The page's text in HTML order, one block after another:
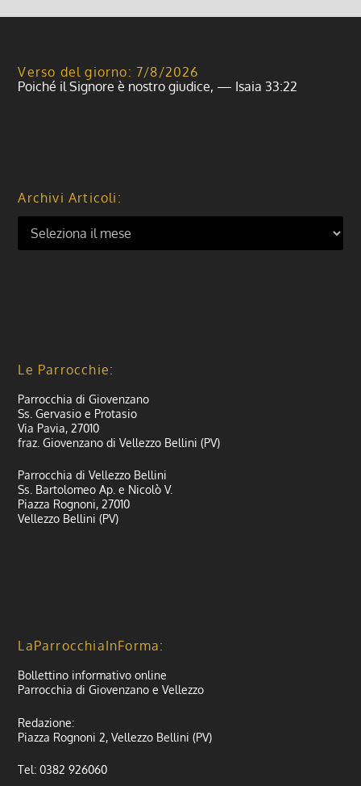
Verso del giorno: 7/8/2026
Poiché il Signore è nostro giudice, — Isaia 33:22
Archivi Articoli:
Le Parrocchie:
Parrocchia di Giovenzano
Ss. Gervasio e Protasio
Via Pavia, 27010
fraz. Giovenzano di Vellezzo Bellini (PV)
Parrocchia di Vellezzo Bellini
Ss. Bartolomeo Ap. e Nicolò V.
Piazza Rognoni, 27010
Vellezzo Bellini (PV)
LaParrocchiaInForma:
Bollettino informativo online
Parrocchia di Giovenzano e Vellezzo
Redazione:
Piazza Rognoni 2, Vellezzo Bellini (PV)
Tel: 0382 926060